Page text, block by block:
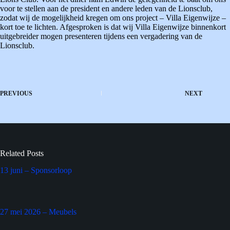
voor te stellen aan de president en andere leden van de Lionsclub,
zodat wij de mogelijkheid kregen om ons project – Villa Eigenwijze –
kort toe te lichten. Afgesproken is dat wij Villa Eigenwijze binnenkort
uitgebreider mogen presenteren tijdens een vergadering van de
Lionsclub.
PREVIOUS NEXT
Related Posts
13 juni – Sponsorloop
27 mei 2026 – Meubels